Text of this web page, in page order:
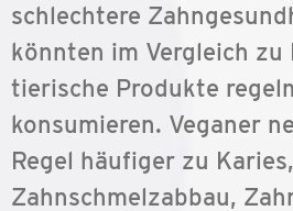
schlechtere
könnten im Vergleich zu
tierische Produkte
konsumieren. Veganer
Regel häufiger zu Karies,
Zahnschmelzabbau,